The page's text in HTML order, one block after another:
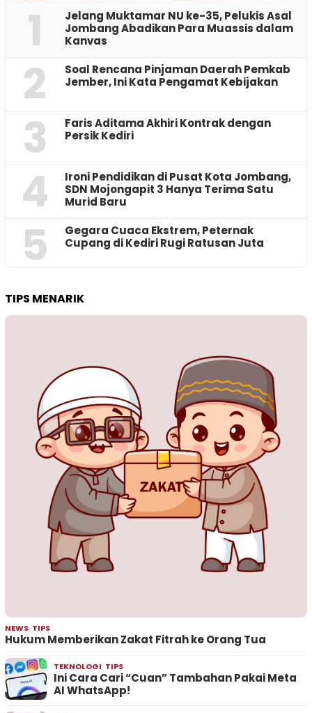
1
Jelang Muktamar NU ke-35, Pelukis Asal
Jombang Abadikan Para Muassis dalam
Kanvas
2
‎Soal Rencana Pinjaman Daerah Pemkab
Jember, Ini Kata Pengamat Kebijakan ‎
3
Faris Aditama Akhiri Kontrak dengan
Persik Kediri
4
Ironi Pendidikan di Pusat Kota Jombang,
SDN Mojongapit 3 Hanya Terima Satu
Murid Baru
5
‎Gegara Cuaca Ekstrem, Peternak
Cupang di Kediri Rugi Ratusan Juta
TIPS MENARIK
NEWS, TIPS
Hukum Memberikan Zakat Fitrah ke Orang Tua
TEKNOLOGI, TIPS
Ini Cara Cari “Cuan” Tambahan Pakai Meta
AI WhatsApp!